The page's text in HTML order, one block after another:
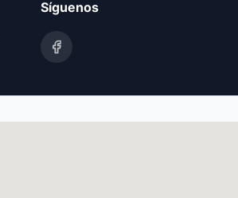
Síguenos